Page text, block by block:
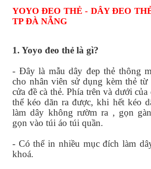
YOYO ĐEO THẺ - DÂY ĐEO
TP ĐÀ NẴNG
1. Yoyo đeo thẻ là gì?
- Đây là mẫu dây đep thẻ thông
cho nhân viên sử dụng kèm thẻ
cửa đề cà thẻ. Phía trên và dưới của
thể kéo dãn ra được, khi hết kéo
làm dây không rườm ra , gọn
gọn vào túi áo túi quần.
- Có thể in nhiều mục đích làm
khoá.